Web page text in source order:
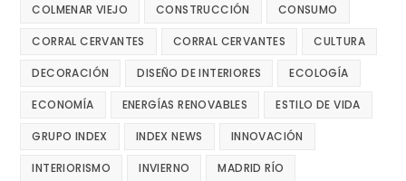
COLMENAR VIEJO CONSTRUCCIÓN CONSUMO
CORRAL CERVANTES CORRAL CERVANTES CULTURA
DECORACIÓN DISEÑO DE INTERIORES ECOLOGÍA
ECONOMÍA ENERGÍAS RENOVABLES ESTILO DE VIDA
GRUPO INDEX INDEX NEWS INNOVACIÓN
INTERIORISMO INVIERNO MADRID RÍO